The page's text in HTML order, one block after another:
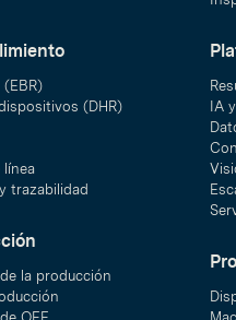
(DHR)
línea
trazabilidad
la producción
IA